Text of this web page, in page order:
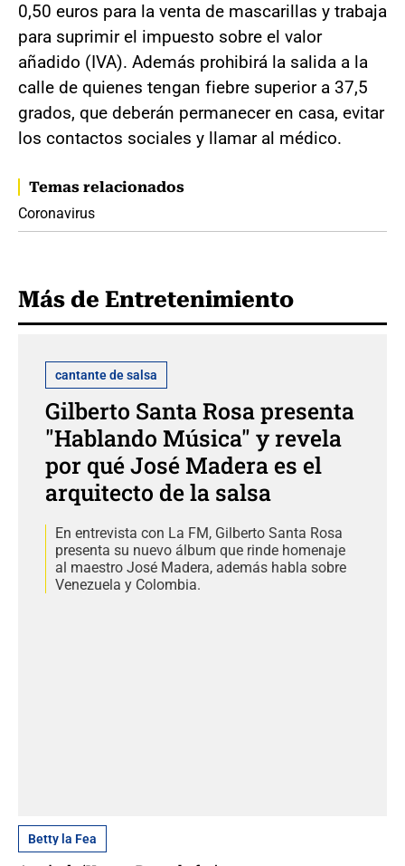
0,50 euros para la venta de mascarillas y trabaja
para suprimir el impuesto sobre el valor
añadido (IVA). Además prohibirá la salida a la
calle de quienes tengan fiebre superior a 37,5
grados, que deberán permanecer en casa, evitar
los contactos sociales y llamar al médico.
Temas relacionados
Coronavirus
Más de Entretenimiento
cantante de salsa
Gilberto Santa Rosa presenta
"Hablando Música" y revela
por qué José Madera es el
arquitecto de la salsa
En entrevista con La FM, Gilberto Santa Rosa
presenta su nuevo álbum que rinde homenaje
al maestro José Madera, además habla sobre
Venezuela y Colombia.
Betty la Fea